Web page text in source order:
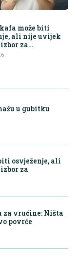
može biti
ali nije uvijek
za
u gubitku
osvježenje, ali
za
vrućine: Ništa
povrće